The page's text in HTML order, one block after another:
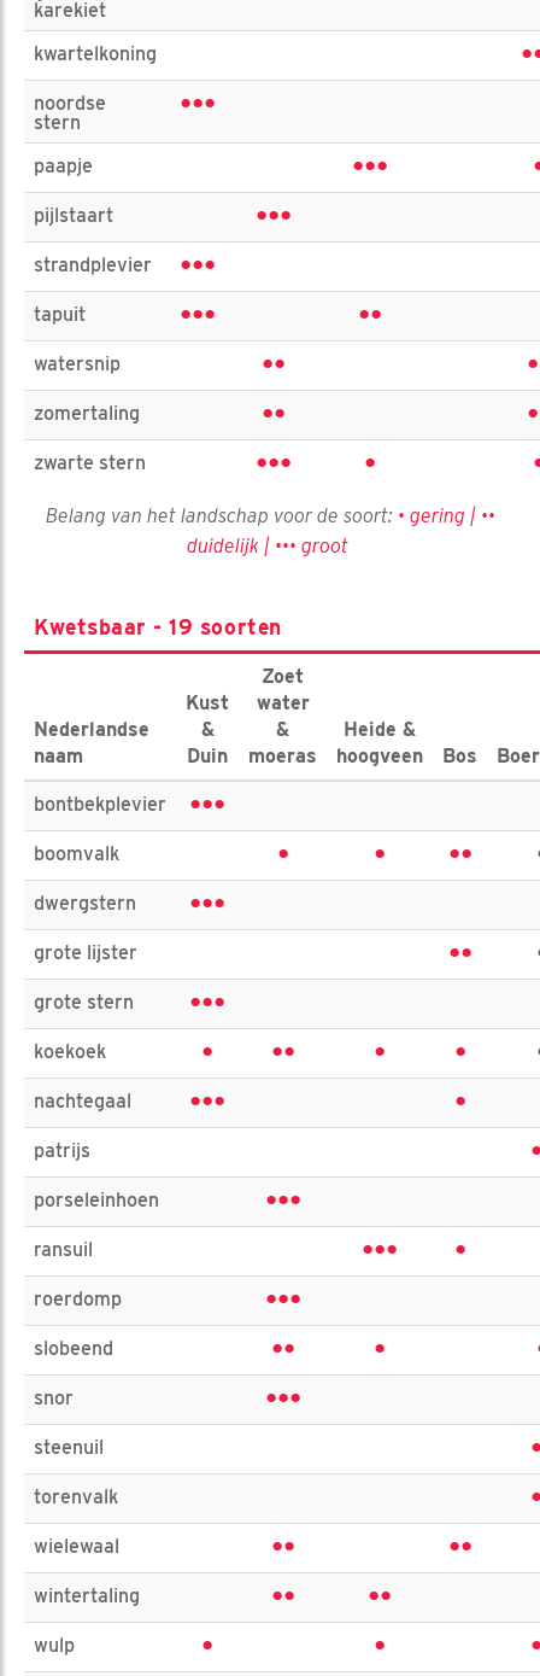
karekiet
kwartelkoning
noordse
stern
•••
paapje •••
pijlstaart •••
strandplevier •••
tapuit ••• ••
watersnip ••
zomertaling ••
zwarte stern ••• •
Belang van het landschap voor de soort: • gering | ••
duidelijk | ••• groot
Kwetsbaar - 19 soorten
Nederlandse
naam
Kust
&
Duin
Zoet
water
&
moeras
Heide &
hoogveen
Bos
bontbekplevier •••
boomvalk • • ••
dwergstern •••
grote lijster ••
grote stern •••
koekoek • •• • •
nachtegaal ••• •
patrijs
porseleinhoen •••
ransuil ••• •
roerdomp •••
slobeend •• •
snor •••
steenuil
torenvalk
wielewaal •• ••
wintertaling •• ••
wulp • •